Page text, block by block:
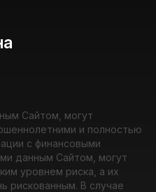
Сайтом, могут
и полностью
с финансовыми
данным Сайтом, могут
уровнем риска, а их
рискованным. В случае